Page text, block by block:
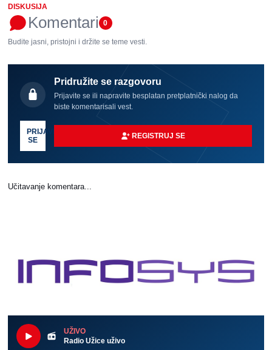
DISKUSIJA
Komentari 0
Budite jasni, pristojni i držite se teme vesti.
Pridružite se razgovoru
Prijavite se ili napravite besplatan pretplatnički nalog da
biste komentarisali vest.
PRIJAVI
SE
REGISTRUJ SE
Učitavanje komentara...
UŽIVO
Radio Užice uživo